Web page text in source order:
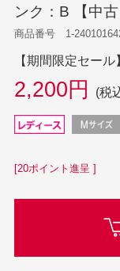
ンク：B 【中
商品番号 1-
【期間限定セール
2,200円 (税
[20ポイント進呈 ]